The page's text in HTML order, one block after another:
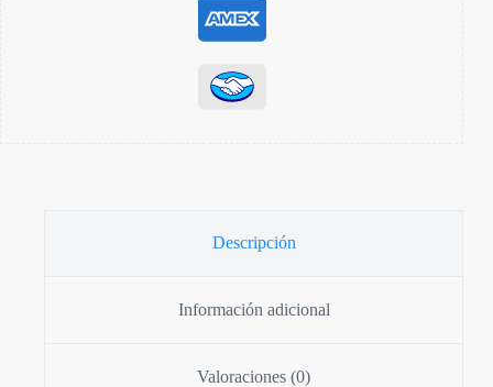
Descripción
Información adicional
Valoraciones (0)